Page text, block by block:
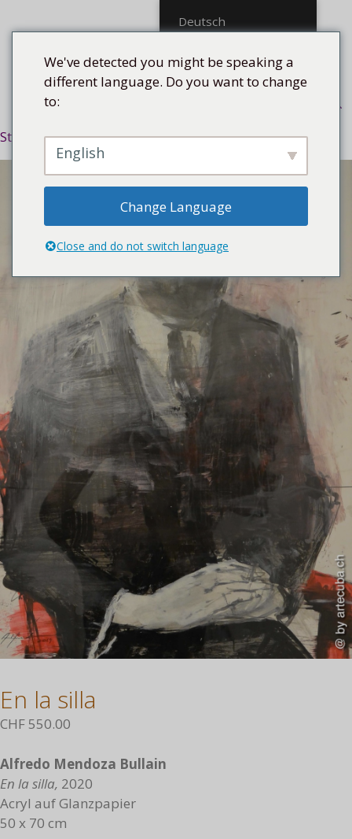
Menü
Startseite/Untergrund/Glanzpapier/ En la silla
En la silla
CHF550.00
Alfredo Mendoza Bullain
En la silla, 2020
Acryl auf Glanzpapier
50 x 70 cm
Deutsch
We've detected you might be speaking a
different language. Do you want to change
to:
English
Change Language
Close and do not switch language